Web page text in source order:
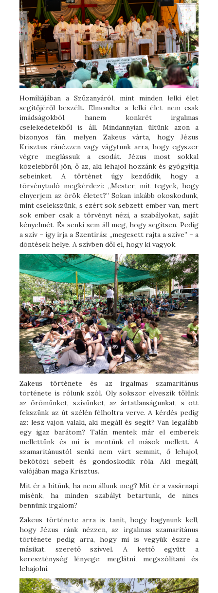
Homíliájában a Szűzanyáról, mint minden lelki élet
segítőjéről beszélt. Elmondta: a lelki élet nem csak
imádságokból, hanem konkrét irgalmas
cselekedetekből is áll. Mindannyian ültünk azon a
bizonyos fán, melyen Zakeus várta, hogy Jézus
Krisztus ránézzen vagy vágytunk arra, hogy egyszer
végre meglássuk a csodát. Jézus most sokkal
közelebbről jön, ő az, aki lehajol hozzánk és gyógyítja
sebeinket. A történet úgy kezdődik, hogy a
törvénytudó megkérdezi: „Mester, mit tegyek, hogy
elnyerjem az örök életet?” Sokan inkább okoskodunk,
mint cselekszünk, s ezért sok sebzett ember van, mert
sok ember csak a törvényt nézi, a szabályokat, saját
kényelmét. És senki sem áll meg, hogy segítsen. Pedig
a szív – így írja a Szentírás: „megesett rajta a szíve” – a
döntések helye. A szívben dől el, hogy ki vagyok.
Zakeus története és az irgalmas szamaritánus
története is rólunk szól. Oly sokszor elveszik tőlünk
az örömünket, szívünket, az ártatlanságunkat, s ott
fekszünk az út szélén félholtra verve. A kérdés pedig
az: lesz vajon valaki, aki megáll és segít? Van legalább
egy igaz barátom? Talán mentek már el emberek
mellettünk és mi is mentünk el mások mellett. A
szamaritánustól senki nem várt semmit, ő lehajol,
bekötözi sebeit és gondoskodik róla. Aki megáll,
valójában maga Krisztus.
Mit ér a hitünk, ha nem állunk meg? Mit ér a vasárnapi
misénk, ha minden szabályt betartunk, de nincs
bennünk irgalom?
Zakeus története arra is tanít, hogy hagynunk kell,
hogy Jézus ránk nézzen, az irgalmas szamaritánus
története pedig arra, hogy mi is vegyük észre a
másikat, szerető szívvel. A kettő együtt a
kereszténység lényege: meglátni, megszólítani és
lehajolni.